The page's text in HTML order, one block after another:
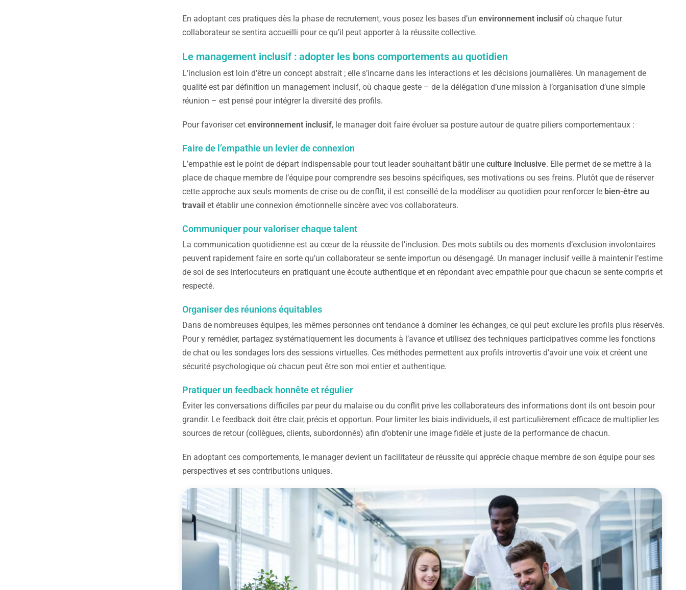
En adoptant ces pratiques dès la phase de recrutement, vous posez les bases d’un environnement inclusif où chaque futur
collaborateur se sentira accueilli pour ce qu’il peut apporter à la réussite collective.
Le management inclusif : adopter les bons comportements au quotidien
L’inclusion est loin d’être un concept abstrait ; elle s’incarne dans les interactions et les décisions journalières. Un management de
qualité est par définition un management inclusif, où chaque geste – de la délégation d’une mission à l’organisation d’une simple
réunion – est pensé pour intégrer la diversité des profils.
Pour favoriser cet environnement inclusif, le manager doit faire évoluer sa posture autour de quatre piliers comportementaux :
Faire de l’empathie un levier de connexion
L’empathie est le point de départ indispensable pour tout leader souhaitant bâtir une culture inclusive. Elle permet de se mettre à la
place de chaque membre de l’équipe pour comprendre ses besoins spécifiques, ses motivations ou ses freins. Plutôt que de réserver
cette approche aux seuls moments de crise ou de conflit, il est conseillé de la modéliser au quotidien pour renforcer le bien-être au
travail et établir une connexion émotionnelle sincère avec vos collaborateurs.
Communiquer pour valoriser chaque talent
La communication quotidienne est au cœur de la réussite de l’inclusion. Des mots subtils ou des moments d’exclusion involontaires
peuvent rapidement faire en sorte qu’un collaborateur se sente importun ou désengagé. Un manager inclusif veille à maintenir l’estime
de soi de ses interlocuteurs en pratiquant une écoute authentique et en répondant avec empathie pour que chacun se sente compris et
respecté.
Organiser des réunions équitables
Dans de nombreuses équipes, les mêmes personnes ont tendance à dominer les échanges, ce qui peut exclure les profils plus réservés.
Pour y remédier, partagez systématiquement les documents à l’avance et utilisez des techniques participatives comme les fonctions
de chat ou les sondages lors des sessions virtuelles. Ces méthodes permettent aux profils introvertis d’avoir une voix et créent une
sécurité psychologique où chacun peut être son moi entier et authentique.
Pratiquer un feedback honnête et régulier
Éviter les conversations difficiles par peur du malaise ou du conflit prive les collaborateurs des informations dont ils ont besoin pour
grandir. Le feedback doit être clair, précis et opportun. Pour limiter les biais individuels, il est particulièrement efficace de multiplier les
sources de retour (collègues, clients, subordonnés) afin d’obtenir une image fidèle et juste de la performance de chacun.
En adoptant ces comportements, le manager devient un facilitateur de réussite qui apprécie chaque membre de son équipe pour ses
perspectives et ses contributions uniques.